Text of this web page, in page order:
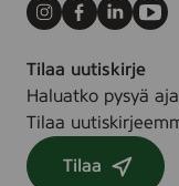
Instagram
Facebook
LinkedIn
Tilaa uutiskirje
Haluatko pysyä
Tilaa
Tilaa